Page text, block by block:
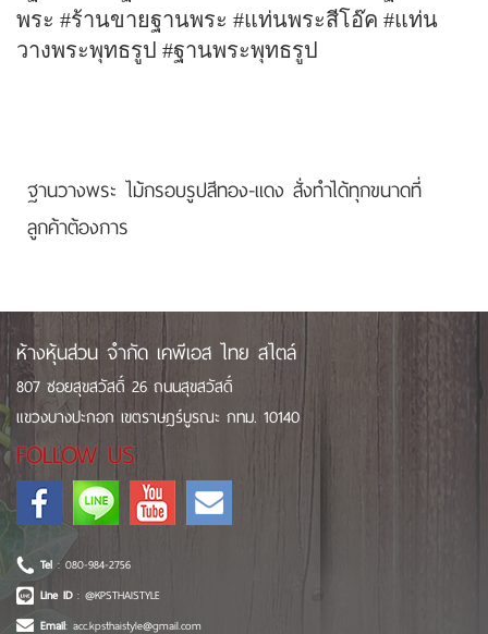
พระ #ร้านขายฐานพระ #แท่นพระสีโอ๊ค #แท่น
วางพระพุทธรูป #ฐานพระพุทธรูป
ฐานวางพระ ไม้กรอบรูปสีทอง-แดง สั่งทำได้ทุกขนาดที่
ลูกค้าต้องการ
ห้างหุ้นส่วน จำกัด เคพีเอส ไทย สไตล์
807 ซอยสุขสวัสดิ์ 26 ถนนสุขสวัสดิ์
แขวงบางปะกอก เขตราษฎร์บูรณะ กทม. 10140
FOLLOW US
Tel: 080-984-2756
Line ID: @KPSTHAISTYLE
Email: acc.kpsthaistyle@gmail.com